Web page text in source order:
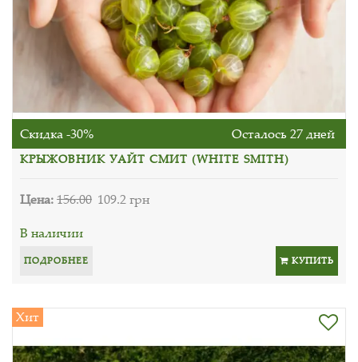
Скидка -30% Осталось 27 дней
КРЫЖОВНИК УАЙТ СМИТ (WHITE SMITH)
Цена:156.00 109.2 грн
В наличии
ПОДРОБНЕЕ КУПИТЬ
Хит